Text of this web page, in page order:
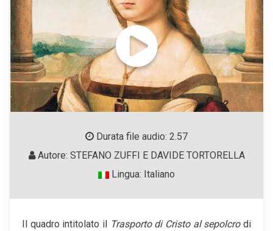
Durata file audio: 2.57
Autore: STEFANO ZUFFI E DAVIDE TORTORELLA
Lingua: Italiano
Il quadro intitolato il Trasporto di Cristo al sepolcrodi